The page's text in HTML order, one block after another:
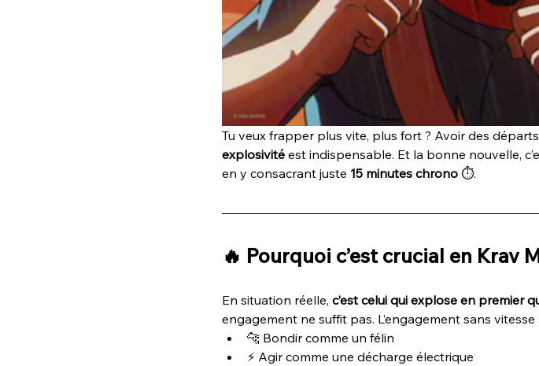
Tu veux frapper plus vite, plus fort ? Avoir des
explosivité est indispensable. Et la bonne nouvelle,
en y consacrant juste 15 minutes chrono ⏱️.
🔥 Pourquoi c’est crucial en Krav
En situation réelle, c’est celui qui explose en premier
engagement ne suffit pas. L’engagement sans vitesse
🐆 Bondir comme un félin
⚡ Agir comme une décharge électrique